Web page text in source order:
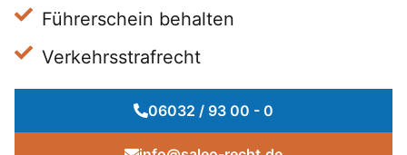
Führerschein behalten
Verkehrsstrafrecht
06032 / 93 00 - 0